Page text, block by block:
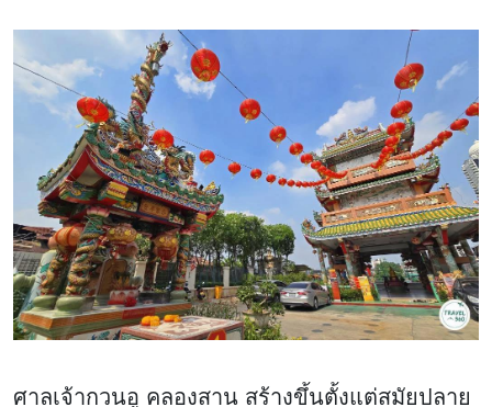
ศาลเจ้ากวนอู คลองสาน สร้างขึ้นตั้งแต่สมัยปลาย